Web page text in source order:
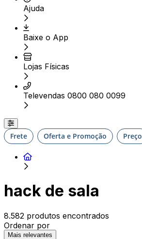
Ajuda
Baixe o App
Lojas Físicas
Televendas 0800 080 0099
Frete Oferta e Promoção Preço
hack de sala
8.582 produtos encontrados
Ordenar por
Mais relevantes